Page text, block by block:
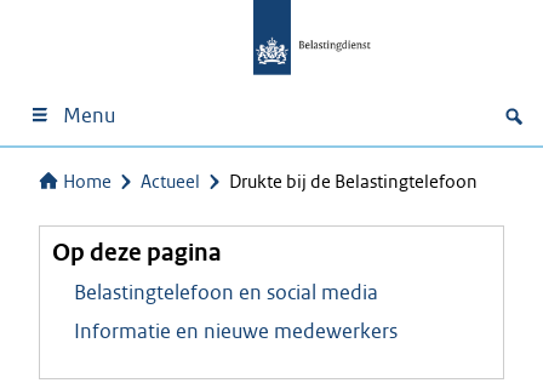
Menu
Home Actueel Drukte bij de Belastingtelefoon
Op deze pagina
Belastingtelefoon en social media
Informatie en nieuwe medewerkers